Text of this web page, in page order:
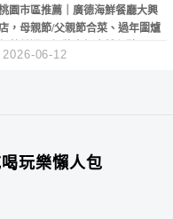
園市區推薦｜廣德海鮮餐廳大興
，母親節/父親節合菜、過年圍爐
2026-06-12
玩樂懶人包